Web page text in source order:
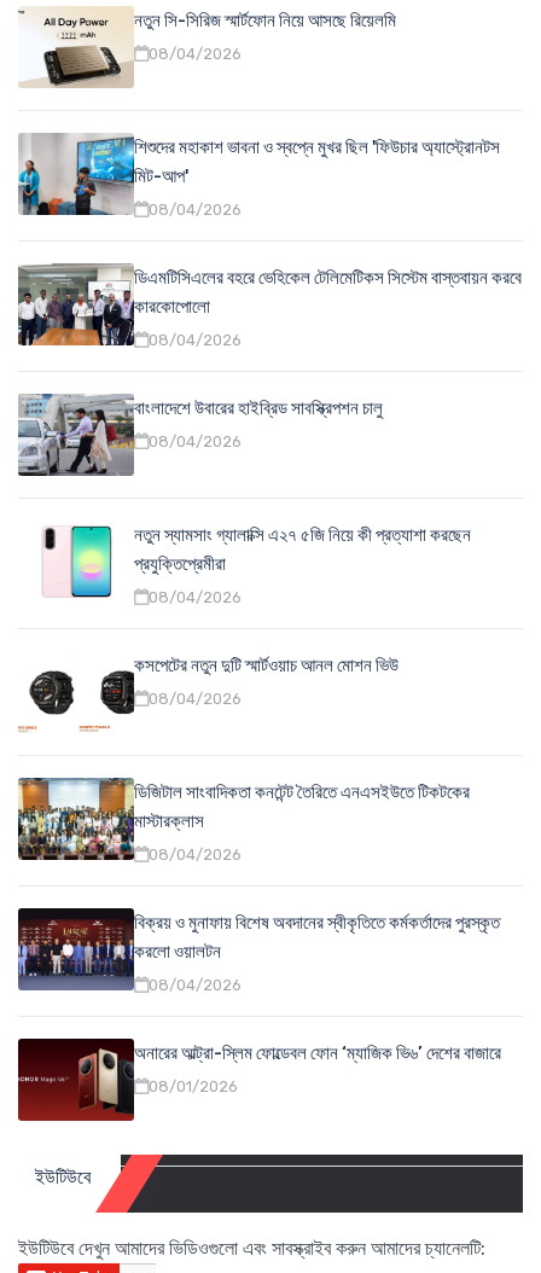
নতুন সি-সিরিজ স্মার্টফোন নিয়ে আসছে রিয়েলমি
08/04/2026
শিশুদের মহাকাশ ভাবনা ও স্বপ্নে মুখর ছিল 'ফিউচার অ্যাস্ট্রোনটস
মিট-আপ'
08/04/2026
ডিএমটিসিএলের বহরে ভেহিকেল টেলিমেটিকস সিস্টেম বাস্তবায়ন করবে
কারকোপোলো
08/04/2026
বাংলাদেশে উবারের হাইব্রিড সাবস্ক্রিপশন চালু
08/04/2026
নতুন স্যামসাং গ্যালাক্সি এ২৭ ৫জি নিয়ে কী প্রত্যাশা করছেন
প্রযুক্তিপ্রেমীরা
08/04/2026
কসপেটের নতুন দুটি স্মার্টওয়াচ আনল মোশন ভিউ
08/04/2026
ডিজিটাল সাংবাদিকতা কনটেন্ট তৈরিতে এনএসইউতে টিকটকের
মাস্টারক্লাস
08/04/2026
বিক্রয় ও মুনাফায় বিশেষ অবদানের স্বীকৃতিতে কর্মকর্তাদের পুরস্কৃত
করলো ওয়ালটন
08/04/2026
অনারের আল্ট্রা-স্লিম ফোল্ডেবল ফোন ‘ম্যাজিক ভি৬’ দেশের বাজারে
08/01/2026
ইউটিউবে
ইউটিউবে দেখুন আমাদের ভিডিওগুলো এবং সাবস্ক্রাইব করুন আমাদের চ্যানেলটি: